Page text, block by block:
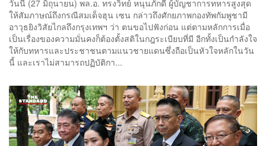
วันนี้ (27 มิถุนายน) พล.อ. ทรงวิทย์ หนุนภักดี ผู้บัญชาการทหารสูงสุด
ให้สัมภาษณ์ถึงกรณีสมเด็จฮุน เซน กล่าวถึงศักยภาพกองทัพกัมพูชามี
อาวุธยิงวิสัยไกลถึงกรุงเทพฯ ว่า ตนขอไปฟังก่อน แต่ตามหลักการเมื่อ
เป็นเรื่องของความมั่นคงก็ต้องตั้งสติในกฎระเบียบที่มี อีกทั้งเป็นกำลังใจ
ให้กับทหารและประชาชนตามแนวชายแดนซึ่งถือเป็นหัวใจหลักในวัน
นี้ และเราไม่สามารถปฏิบัติกา...